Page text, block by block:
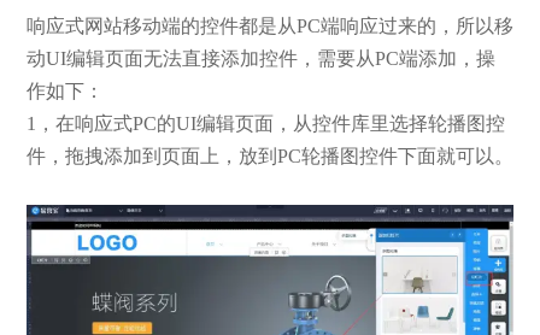
响应式网站移动端的控件都是从PC端响应过来的，所以移
动UI编辑页面无法直接添加控件，需要从PC端添加，操
作如下：
1，在响应式PC的UI编辑页面，从控件库里选择轮播图控
件，拖拽添加到页面上，放到PC轮播图控件下面就可以。